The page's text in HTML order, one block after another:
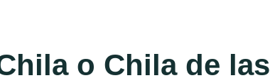
o Chila de las